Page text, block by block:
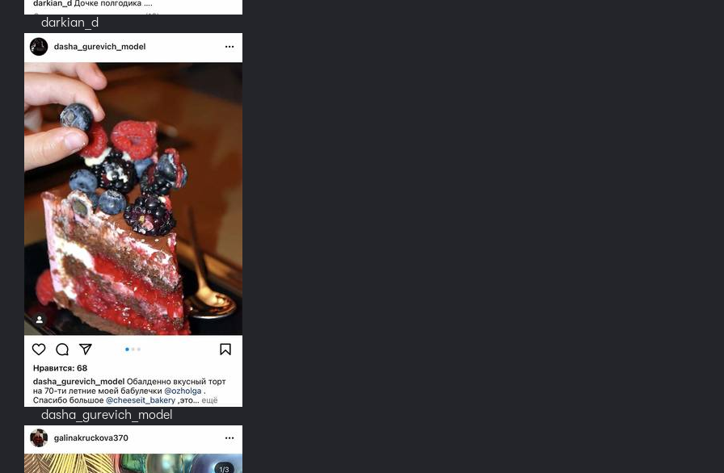
darkian_d
dasha_gurevich_model